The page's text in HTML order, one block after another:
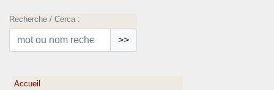
Recherche / Cerca :
>>
Accueil